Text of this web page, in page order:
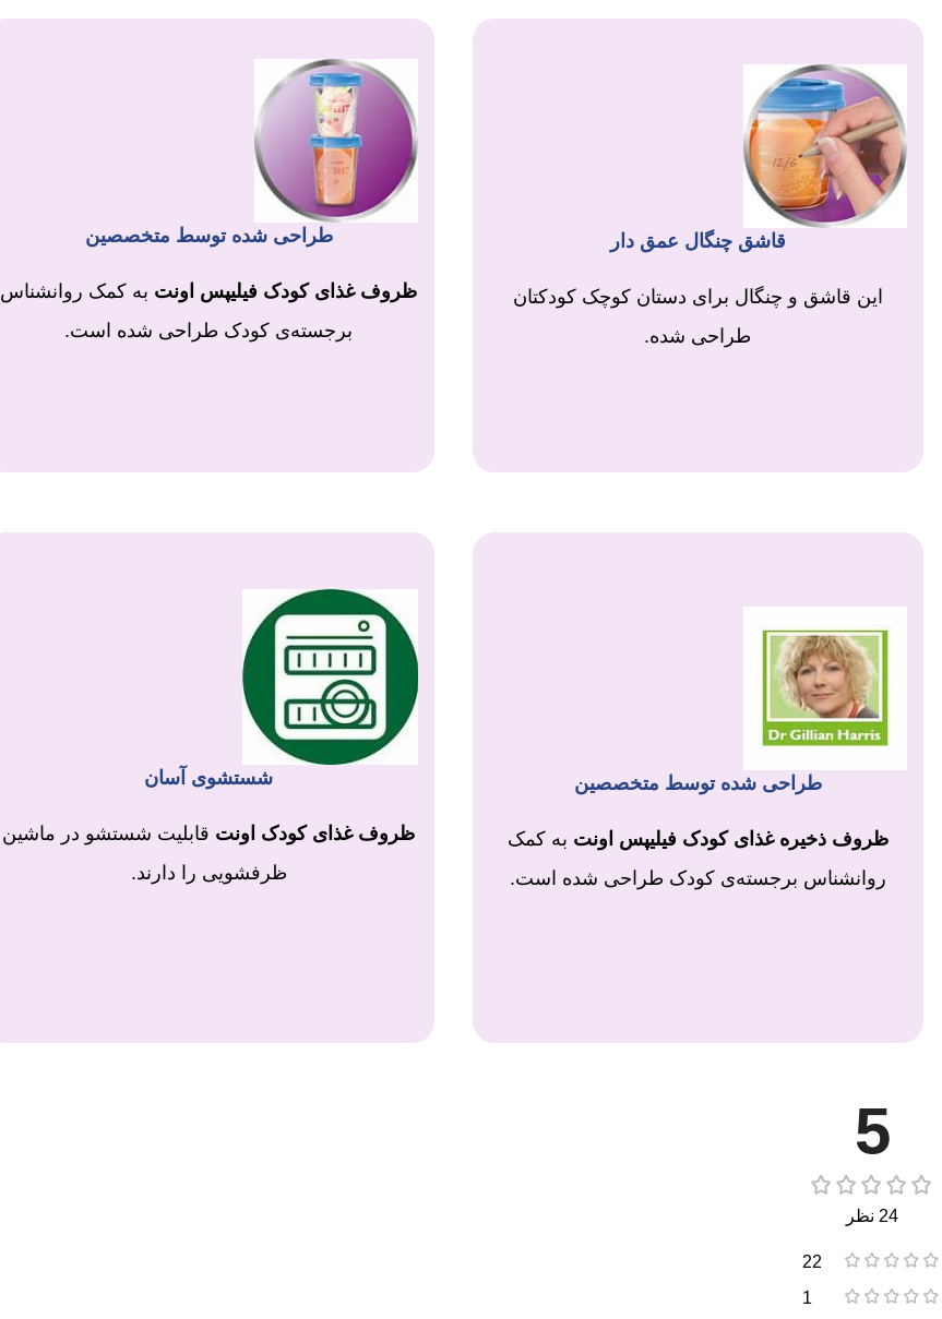
قاشق چنگال عمق دار
این قاشق و چنگال برای دستان کوچک کودکتان
طراحی شده.
طراحی شده توسط متخصصین
ظروف غذای کودک فیلیپس اونت به کمک روانشناس
برجسته‌ی کودک طراحی شده است.
طراحی شده توسط متخصصین
ظروف ذخیره غذای کودک فیلیپس اونت به کمک
روانشناس برجسته‌ی کودک طراحی شده است.
شستشوی آسان
ظروف غذای کودک اونت قابلیت شستشو در ماشین
ظرفشویی را دارند.
5
24 نظر
22
1